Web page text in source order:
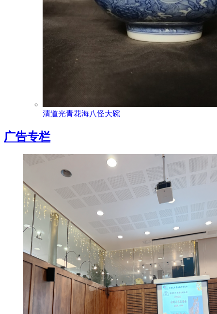
清道光青花海八怪大碗
广告专栏